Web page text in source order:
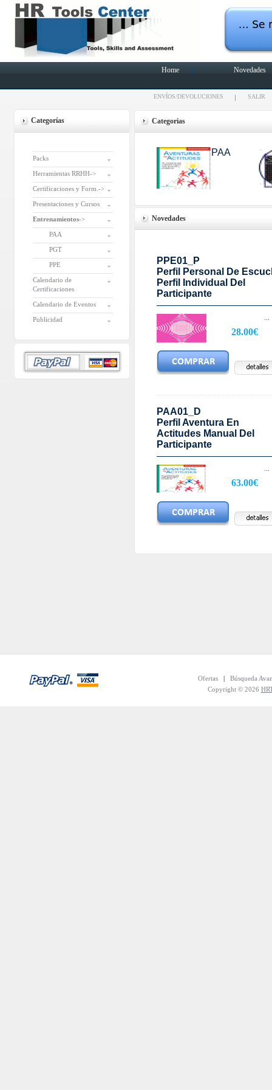
Home Novedades
ENVÍOS/DEVOLUCIONES SALIR
Categorías
Packs
Herramientas RRHH->
Certificaciones y Form.->
Presentaciones y Cursos
Entrenamientos->
PAA
PGT
PPE
Calendario de
Certificaciones
Calendario de Eventos
Publicidad
Categorias
PAA
Novedades
PPE01_P
Perfil Personal De
Perfil Individual Del
Participante
28.00€
PAA01_D
Perfil Aventura En
Actitudes Manual Del
Participante
63.00€
Ofertas| Búsqueda
Copyright © 2026